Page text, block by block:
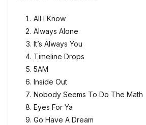
All I Know
Always Alone
It’s Always You
Timeline Drops
5AM
Inside Out
Nobody Seems To Do The Math
Eyes For Ya
Go Have A Dream